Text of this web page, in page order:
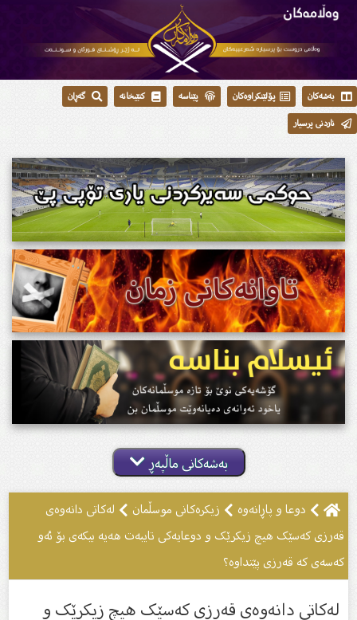
بەشەکان پۆلێنکراوەکان پێناسە کتێبخانە
گەڕان
ناردنی پرسیار
بەشەکانی ماڵپەڕ
دوعا و پاڕانه‌وه‌ زیکرەکانى موسڵمان
لەکاتى دانەوەى
قەرزى کەسێک هیچ زیکرێک و دوعایەکى تایبەت هەیە بیکەى بۆ ئەو
کەسەى کە قەرزى پێتداوە؟
لەکاتى دانەوەى قەرزى کەسێک هیچ زیکرێک و